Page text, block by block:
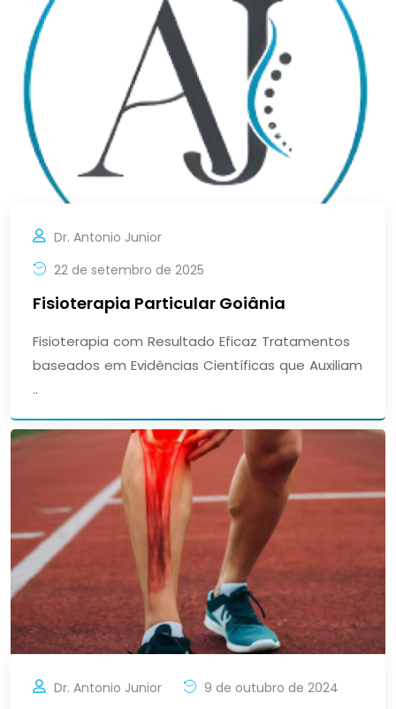
Dr. Antonio Junior
22 de setembro de 2025
Fisioterapia Particular Goiânia
Fisioterapia com Resultado Eficaz Tratamentos
baseados em Evidências Científicas que Auxiliam
..
Dr. Antonio Junior 9 de outubro de 2024